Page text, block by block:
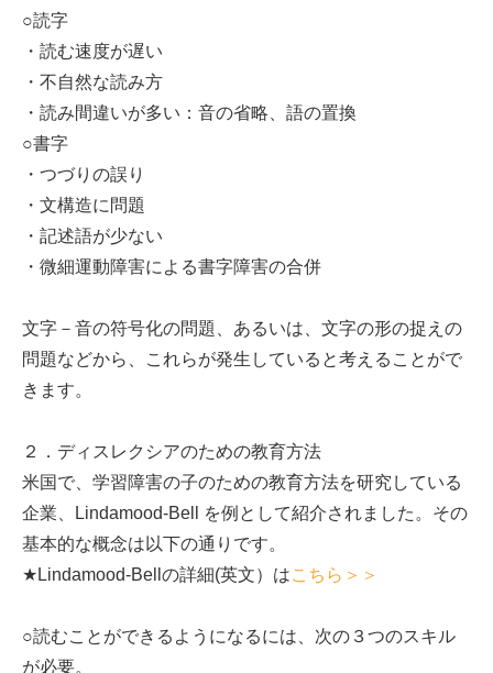
○読字
・読む速度が遅い
・不自然な読み方
・読み間違いが多い：音の省略、語の置換
○書字
・つづりの誤り
・文構造に問題
・記述語が少ない
・微細運動障害による書字障害の合併
文字－音の符号化の問題、あるいは、文字の形の捉えの
問題などから、これらが発生していると考えることがで
きます。
２．ディスレクシアのための教育方法
米国で、学習障害の子のための教育方法を研究している
企業、Lindamood-Bell を例として紹介されました。その
基本的な概念は以下の通りです。
★Lindamood-Bellの詳細(英文）はこちら＞＞
○読むことができるようになるには、次の３つのスキル
が必要。